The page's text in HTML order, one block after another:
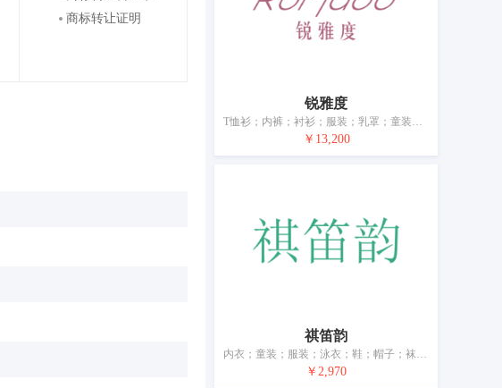
商标转让证明
锐雅度
T恤衫；内裤；衬衫；服装；乳罩；童装；睡衣；鞋；帽；袜
￥13,200
祺笛韵
内衣；童装；服装；泳衣；鞋；帽子；袜；手套（服装）；皮带（服饰用）；婚纱
￥2,970